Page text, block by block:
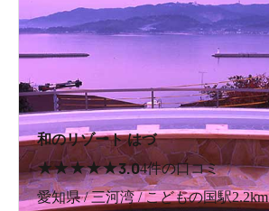
和のリゾート はづ
★★★★★3.04件の口コミ
愛知県 / 三河湾 / こどもの国駅2.2km